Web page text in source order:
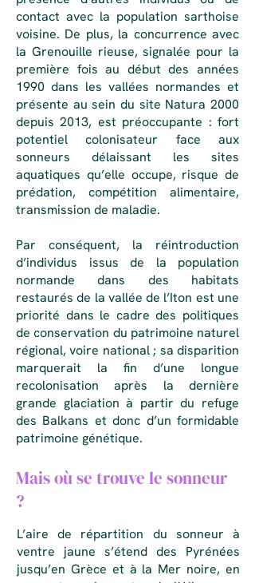
contact avec la population sarthoise
voisine. De plus, la concurrence avec
la Grenouille rieuse, signalée pour la
première fois au début des années
1990 dans les vallées normandes et
présente au sein du site Natura 2000
depuis 2013, est préoccupante : fort
potentiel colonisateur face aux
sonneurs délaissant les sites
aquatiques qu’elle occupe, risque de
prédation, compétition alimentaire,
transmission de maladie.
​Par conséquent, la réintroduction
d’individus issus de la population
normande dans des habitats
restaurés de la vallée de l’Iton est une
priorité dans le cadre des politiques
de conservation du patrimoine naturel
régional, voire national ; sa disparition
marquerait la fin d’une longue
recolonisation après la dernière
grande glaciation à partir du refuge
des Balkans et donc d’un formidable
patrimoine génétique.
Mais où se trouve le sonneur
?
L’aire de répartition du sonneur à
ventre jaune s’étend des Pyrénées
jusqu’en Grèce et à la Mer noire, en